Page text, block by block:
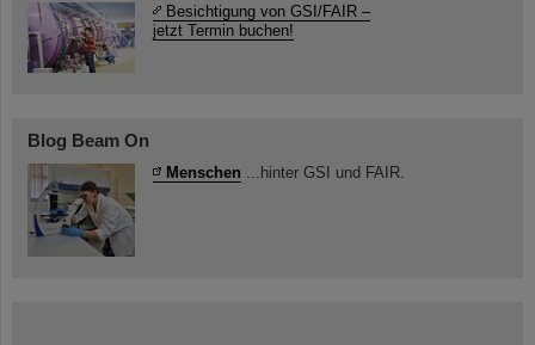
Besichtigung von GSI/FAIR –
jetzt Termin buchen!
Blog Beam On
Menschen ...hinter GSI und FAIR.